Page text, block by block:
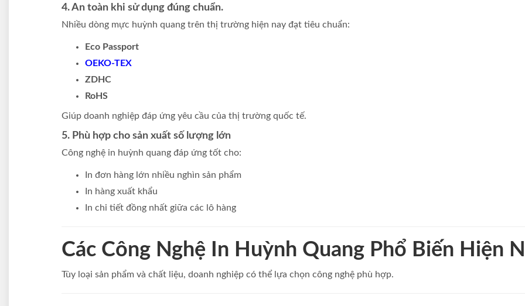
4. An toàn khi sử dụng đúng chuẩn.
Nhiều dòng mực huỳnh quang trên thị trường hiện nay đạt tiêu chuẩn:
Eco Passport
OEKO-TEX
ZDHC
RoHS
Giúp doanh nghiệp đáp ứng yêu cầu của thị trường quốc tế.
5. Phù hợp cho sản xuất số lượng lớn
Công nghệ in huỳnh quang đáp ứng tốt cho:
In đơn hàng lớn nhiều nghìn sản phẩm
In hàng xuất khẩu
In chi tiết đồng nhất giữa các lô hàng
Các Công Nghệ In Huỳnh Quang Phổ Biến Hiện
Tùy loại sản phẩm và chất liệu, doanh nghiệp có thể lựa chọn công nghệ phù hợp.